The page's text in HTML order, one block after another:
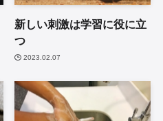
新しい刺激は学習に役に立
つ
2023.02.07